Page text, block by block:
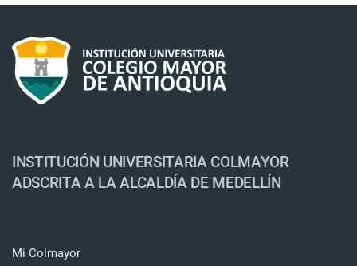
INSTITUCIÓN UNIVERSITARIA COLMAYOR
ADSCRITA A LA ALCALDÍA DE MEDELLÍN
Mi Colmayor